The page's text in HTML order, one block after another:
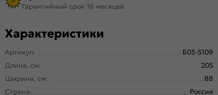
Гарантийный срок 18 месяцев
Характеристики
Артикул:
Б03-5109
Длина, см:
205
Ширина, см:
88
Страна:
Россия